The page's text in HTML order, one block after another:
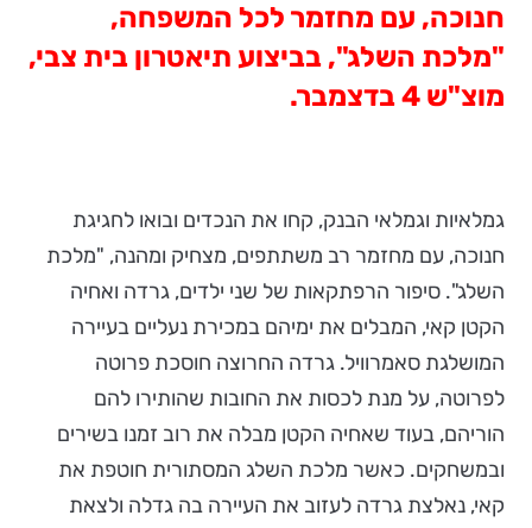
חנוכה, עם מחזמר לכל המשפחה,
"מלכת השלג", בביצוע תיאטרון בית צבי,
מוצ"ש 4 בדצמבר.
גמלאיות וגמלאי הבנק, קחו את הנכדים ובואו לחגיגת
חנוכה, עם מחזמר רב משתתפים, מצחיק ומהנה, "מלכת
השלג". סיפור הרפתקאות של שני ילדים, גרדה ואחיה
הקטן קאי, המבלים את ימיהם במכירת נעליים בעיירה
המושלגת סאמרוויל. גרדה החרוצה חוסכת פרוטה
לפרוטה, על מנת לכסות את החובות שהותירו להם
הוריהם, בעוד שאחיה הקטן מבלה את רוב זמנו בשירים
ובמשחקים. כאשר מלכת השלג המסתורית חוטפת את
קאי, נאלצת גרדה לעזוב את העיירה בה גדלה ולצאת